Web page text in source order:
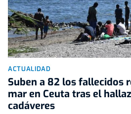
ACTUALIDAD
Suben a 82 los fallecidos
mar en Ceuta tras el
cadáveres